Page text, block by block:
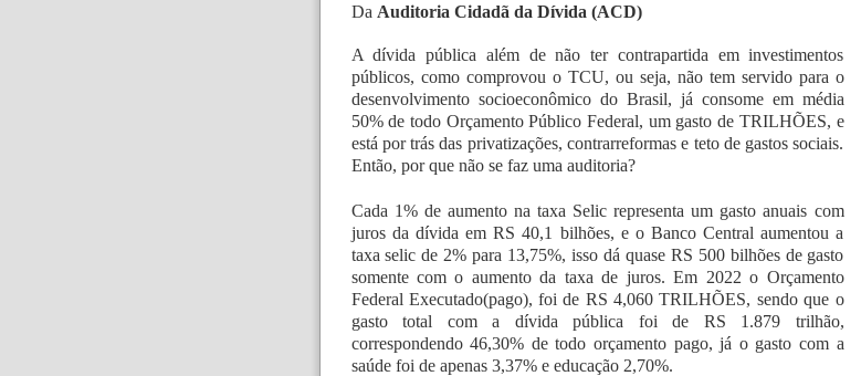
Da Auditoria Cidadã da Dívida (ACD)
A dívida pública além de não ter contrapartida em investimentos
públicos, como comprovou o TCU, ou seja, não tem servido para o
desenvolvimento socioeconômico do Brasil, já consome em média
50% de todo Orçamento Público Federal, um gasto de TRILHÕES, e
está por trás das privatizações, contrarreformas e teto de gastos sociais.
Então, por que não se faz uma auditoria?
Cada 1% de aumento na taxa Selic representa um gasto anuais com
juros da dívida em RS 40,1 bilhões, e o Banco Central aumentou a
taxa selic de 2% para 13,75%, isso dá quase RS 500 bilhões de gasto
somente com o aumento da taxa de juros. Em 2022 o Orçamento
Federal Executado(pago), foi de RS 4,060 TRILHÕES, sendo que o
gasto total com a dívida pública foi de RS 1.879 trilhão,
correspondendo 46,30% de todo orçamento pago, já o gasto com a
saúde foi de apenas 3,37% e educação 2,70%.